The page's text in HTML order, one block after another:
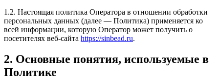
1.2. Настоящая политика Оператора в отношении обработки
персональных данных (далее — Политика) применяется ко
всей информации, которую Оператор может получить о
посетителях веб-сайта https://sinbead.ru.
2. Основные понятия, используемые в
Политике